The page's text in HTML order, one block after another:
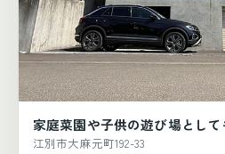
家庭菜園や子供の遊び場とし
江別市大麻元町192-33